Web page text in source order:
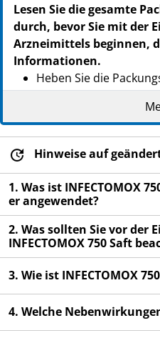
Lesen Sie die gesamte
durch, bevor Sie mit der
Arzneimittels beginnen,
Informationen.
Heben Sie die
möchten Sie diese
Wenn Sie weitere
an Ihren Arzt oder
Dieses Arzneimittel
Ihrem Kind)
Dritte weiter. Es kann
schaden, auch wenn
Beschwerden haben
Wenn Sie
sich an Ihren Arzt
Packungsbeilage
Hinweise auf
1. Was ist INFECTOMOX
er angewendet?
2. Was sollten Sie vor der
INFECTOMOX 750 Saft
3. Wie ist INFECTOMOX
4. Welche